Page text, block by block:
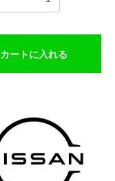
カートに入れる